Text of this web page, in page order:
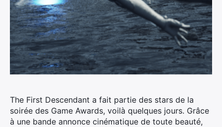
The First Descendant a fait partie des stars de la
soirée des Game Awards, voilà quelques jours. Grâce
à une bande annonce cinématique de toute beauté,